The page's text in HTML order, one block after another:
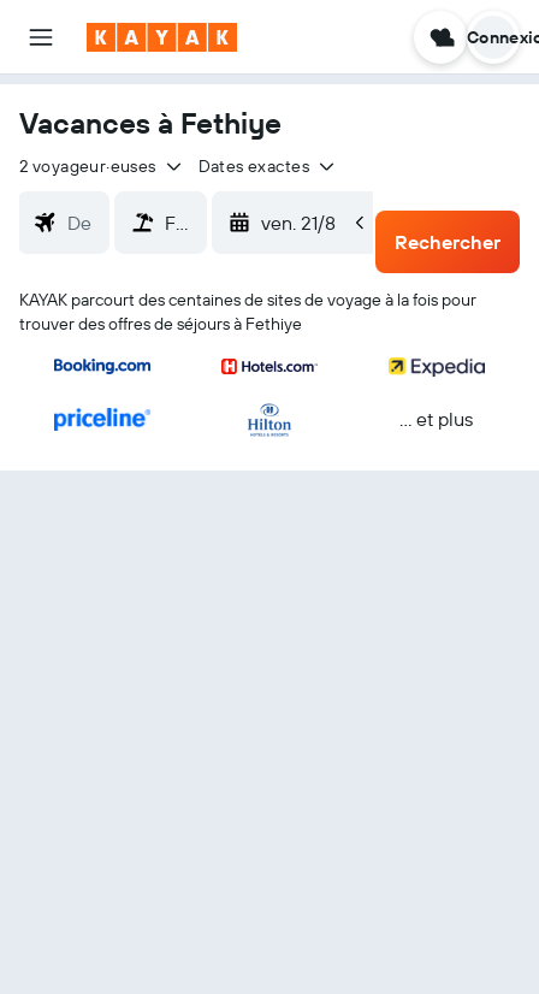
Vacances à Fethiye
2 voyageur·euses Dates exactes
ven. 21/8
lun. 24/8
Rechercher
KAYAK parcourt des centaines de sites de voyage à la fois pour
trouver des offres de séjours à Fethiye
… et plus